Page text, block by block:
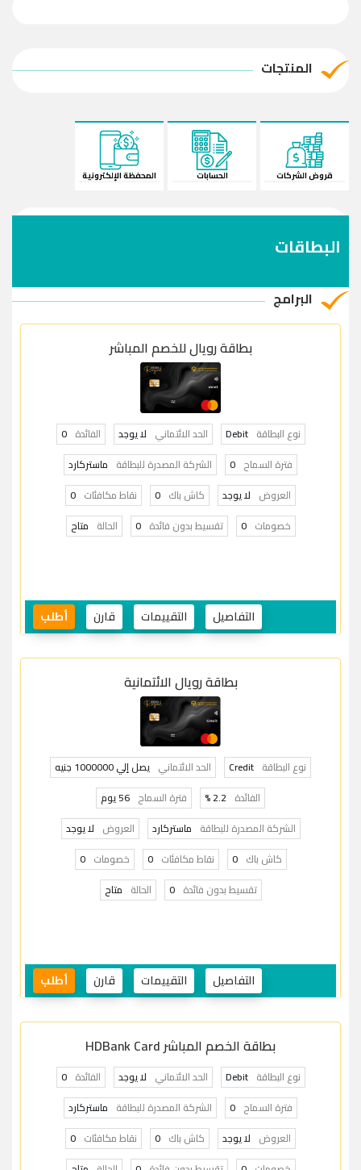
المنتجات
قروض الشركات الحسابات المحفظة الإلكترونية
البطاقات
البرامج
بطاقة رويال للخصم المباشر
نوع البطاقة Debit الحد الائتماني لا يوجد الفائدة 0
فترة السماح 0 الشركة المصدرة للبطاقة ماستركارد
العروض لا يوجد كاش باك 0 نقاط مكافئات 0
خصومات 0 تقسيط بدون فائدة 0 الحالة متاح
التفاصيل التقييمات قارن أطلب
بطاقة رويال الائتمانية
نوع البطاقة Credit الحد الائتماني يصل إلي 1000000 جنيه
الفائدة 2.2 % فترة السماح 56 يوم
الشركة المصدرة للبطاقة ماستركارد العروض لا يوجد
كاش باك 0 نقاط مكافئات 0 خصومات 0
تقسيط بدون فائدة 0 الحالة متاح
التفاصيل التقييمات قارن أطلب
بطاقة الخصم المباشر HDBank Card
نوع البطاقة Debit الحد الائتماني لا يوجد الفائدة 0
فترة السماح 0 الشركة المصدرة للبطاقة ماستركارد
العروض لا يوجد كاش باك 0 نقاط مكافئات 0